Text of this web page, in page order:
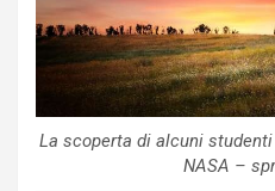
La scoperta di alcuni
NASA –